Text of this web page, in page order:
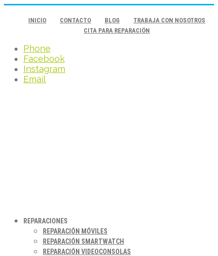
INICIO CONTACTO BLOG
TRABAJA CON NOSOTROS
CITA PARA REPARACIÓN
Phone
Facebook
Instagram
Email
REPARACIONES
REPARACIÓN MÓVILES
REPARACIÓN SMARTWATCH
REPARACIÓN VIDEOCONSOLAS